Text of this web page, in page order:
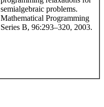
semialgebraic problems.
Mathematical Programming
Series B, 96:293–320, 2003.